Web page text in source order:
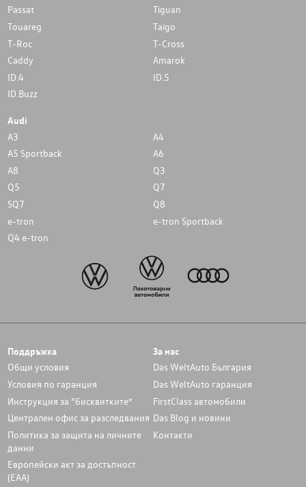
Passat
Tiguan
Touareg
Taigo
T-Roc
T-Cross
Caddy
Amarok
ID.4
ID.5
ID.Buzz
Audi
A3
A4
A5 Sportback
A6
A8
Q3
Q5
Q7
SQ7
Q8
e-tron
e-tron Sportback
Q4 e-tron
Поддръжка
Общи условия
Условия по гаранция
Инструкция за “бисквитките”
Централен офис за разследвания
Политика за защита на личните
данни
Европейски акт за достъпност
(ЕАА)
За нас
Das WeltAuto България
Das WeltAuto гаранция
FirstClass автомобили
Das Blog и новини
Контакти